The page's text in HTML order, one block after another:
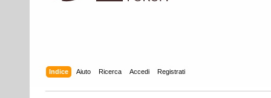
Indice Aiuto Ricerca Accedi Registrati